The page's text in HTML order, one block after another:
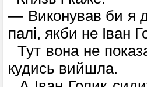
— Виконував би я
палі, якби не Іван
Тут вона не
кудись вийшла.